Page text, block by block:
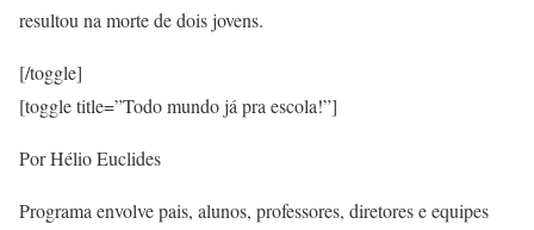
resultou na morte de dois jovens.
[/toggle]
[toggle title=”Todo mundo já pra escola!”]
Por Hélio Euclides
Programa envolve pais, alunos, professores, diretores e equipes